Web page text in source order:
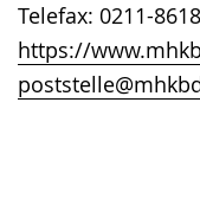
Telefax: 0211-
https://